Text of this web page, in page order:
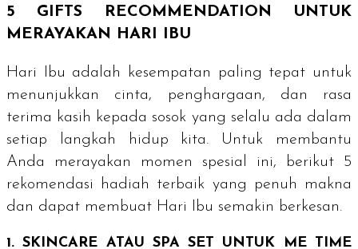
5 GIFTS RECOMMENDATION UNTUK
MERAYAKAN HARI IBU
Hari Ibu adalah kesempatan paling tepat untuk
menunjukkan cinta, penghargaan, dan rasa
terima kasih kepada sosok yang selalu ada dalam
setiap langkah hidup kita. Untuk membantu
Anda merayakan momen spesial ini, berikut 5
rekomendasi hadiah terbaik yang penuh makna
dan dapat membuat Hari Ibu semakin berkesan.
1.SKINCARE ATAU SPA SET UNTUK ME TIME